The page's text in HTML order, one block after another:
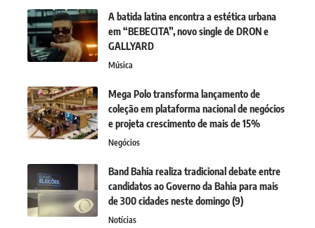
A batida latina encontra a estética urbana
em “BEBECITA”, novo single de DRON e
GALLYARD
Música
Mega Polo transforma lançamento de
coleção em plataforma nacional de negócios
e projeta crescimento de mais de 15%
Negócios
Band Bahia realiza tradicional debate entre
candidatos ao Governo da Bahia para mais
de 300 cidades neste domingo (9)
Notícias